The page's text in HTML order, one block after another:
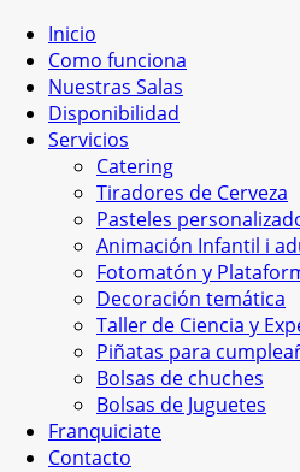
Inicio
Como funciona
Nuestras Salas
Disponibilidad
Servicios
Catering
Tiradores de Cerveza
Pasteles
Animación Infantil i
Fotomatón y
Decoración temática
Taller de Ciencia y
Piñatas para
Bolsas de chuches
Bolsas de Juguetes
Franquiciate
Contacto